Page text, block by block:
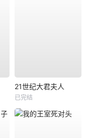
21世纪大君夫人
已完结